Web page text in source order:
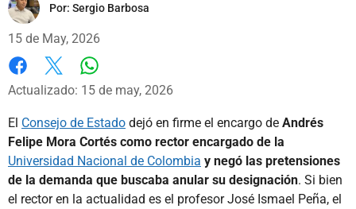
Por: Sergio Barbosa
15 de May, 2026
Facebook
X
Actualizado: 15 de may, 2026
El Consejo de Estado dejó en firme el encargo de Andrés
Felipe Mora Cortés como rector encargado de la
Universidad Nacional de Colombia y negó las pretensiones
de la demanda que buscaba anular su designación. Si bien
el rector en la actualidad es el profesor José Ismael Peña, el